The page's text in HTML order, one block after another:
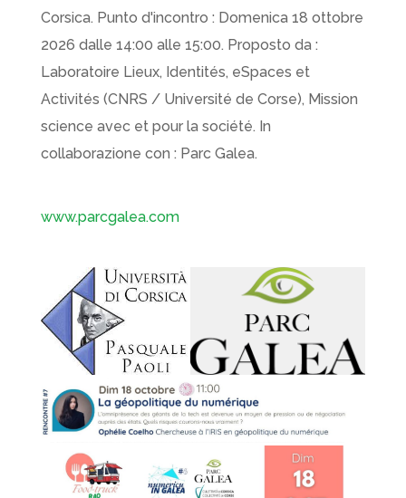
Corsica. Punto d'incontro : Domenica 18 ottobre
2026 dalle 14:00 alle 15:00. Proposto da :
Laboratoire Lieux, Identités, eSpaces et
Activités (CNRS / Université de Corse), Mission
science avec et pour la société. In
collaborazione con : Parc Galea.
www.parcgalea.com